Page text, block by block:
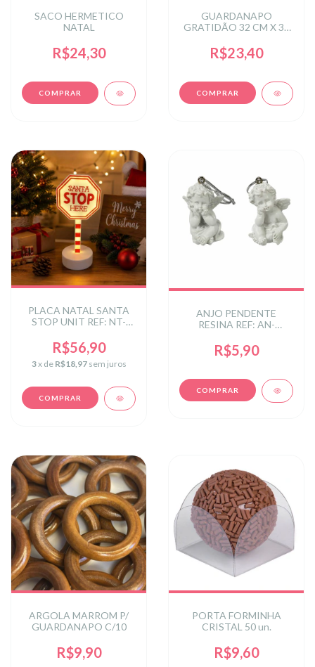
SACO HERMETICO
NATAL
R$24,30
GUARDANAPO
GRATIDÃO 32 CM X 32
R$23,40
PLACA NATAL SANTA
STOP UNIT REF: NT-
R$56,90
3x de R$18,97 sem juros
ANJO PENDENTE
RESINA REF: AN-
R$5,90
ARGOLA MARROM P/
GUARDANAPO C/10
R$9,90
PORTA FORMINHA
CRISTAL 50 un.
R$9,60